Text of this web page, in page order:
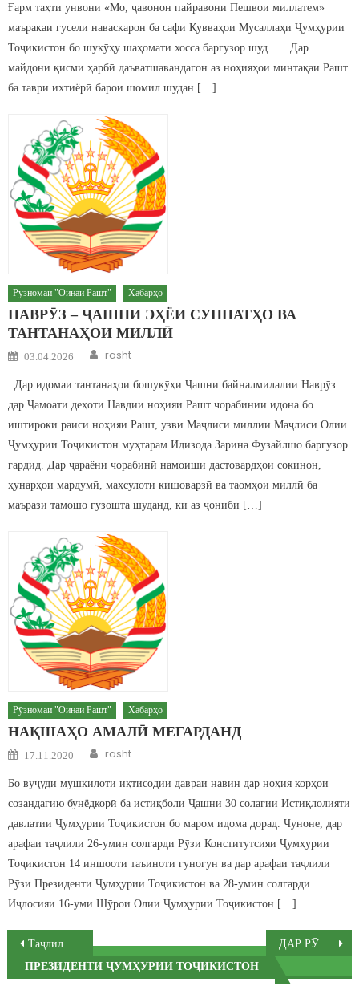
Ғарм таҳти унвони «Мо, ҷавонон пайравони Пешвои миллатем»
маъракаи гусели наваскарон ба сафи Қувваҳои Мусаллаҳи Ҷумҳурии
Тоҷикистон бо шукӯҳу шаҳомати хосса баргузор шуд. Дар
майдони қисми ҳарбӣ даъватшавандагон аз ноҳияҳои минтақаи Рашт
ба таври ихтиёрӣ барои шомил шудан […]
Рӯзномаи "Оинаи Рашт" Хабарҳо
НАВРӮЗ – ҶАШНИ ЭҲЁИ СУННАТҲО ВА
ТАНТАНАҲОИ МИЛЛӢ
Posted on
03.04.2026 Author
rasht
Дар идомаи тантанаҳои бошукӯҳи Ҷашни байналмилалии Наврӯз
дар Ҷамоати деҳоти Навдии ноҳияи Рашт чорабинии идона бо
иштироки раиси ноҳияи Рашт, узви Маҷлиси миллии Маҷлиси Олии
Ҷумҳурии Тоҷикистон муҳтарам Идизода Зарина Фузайлшо баргузор
гардид. Дар ҷараёни чорабинӣ намоиши дастовардҳои сокинон,
ҳунарҳои мардумӣ, маҳсулоти кишоварзӣ ва таомҳои миллӣ ба
маърази тамошо гузошта шуданд, ки аз ҷониби […]
Рӯзномаи "Оинаи Рашт" Хабарҳо
НАҚШАҲО АМАЛӢ МЕГАРДАНД
Posted on
17.11.2020 Author
rasht
Бо вуҷуди мушкилоти иқтисодии давраи навин дар ноҳия корҳои
созандагию бунёдкорӣ ба истиқболи Ҷашни 30 солагии Истиқлолияти
давлатии Ҷумҳурии Тоҷикистон бо маром идома дорад. Чуноне, дар
арафаи таҷлили 26-умин солгарди Рӯзи Конститутсияи Ҷумҳурии
Тоҷикистон 14 иншооти таъиноти гуногун ва дар арафаи таҷлили
Рӯзи Президенти Ҷумҳурии Тоҷикистон ва 28-умин солгарди
Иҷлосияи 16-уми Шӯрои Олии Ҷумҳурии Тоҷикистон […]
Post navigation
Таҷлили иди Наврӯзи байналмилали дар ноҳияи Рашт
ДАР РӮЗИ АВВАЛИ ДАЪВАТИ ҲАРБӢ ДАР НОҲИЯИ РАШТ 130 НАФАР НАВАСКАРОН БА САФИ ҚУВВАҲОИ МУСАЛЛАҲИ ҶУМҲУРИИ ТОҶИКИСТОН САФАРБАР КАРДА ШУДАНД
ПРЕЗИДЕНТИ ҶУМҲУРИИ ТОҶИКИСТОН